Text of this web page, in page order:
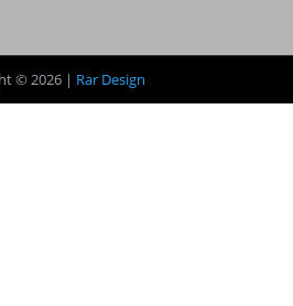
© 2026 | Rar Design